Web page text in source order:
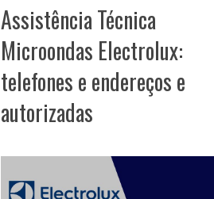
Assistência Técnica
Microondas Electrolux:
telefones e endereços e
autorizadas